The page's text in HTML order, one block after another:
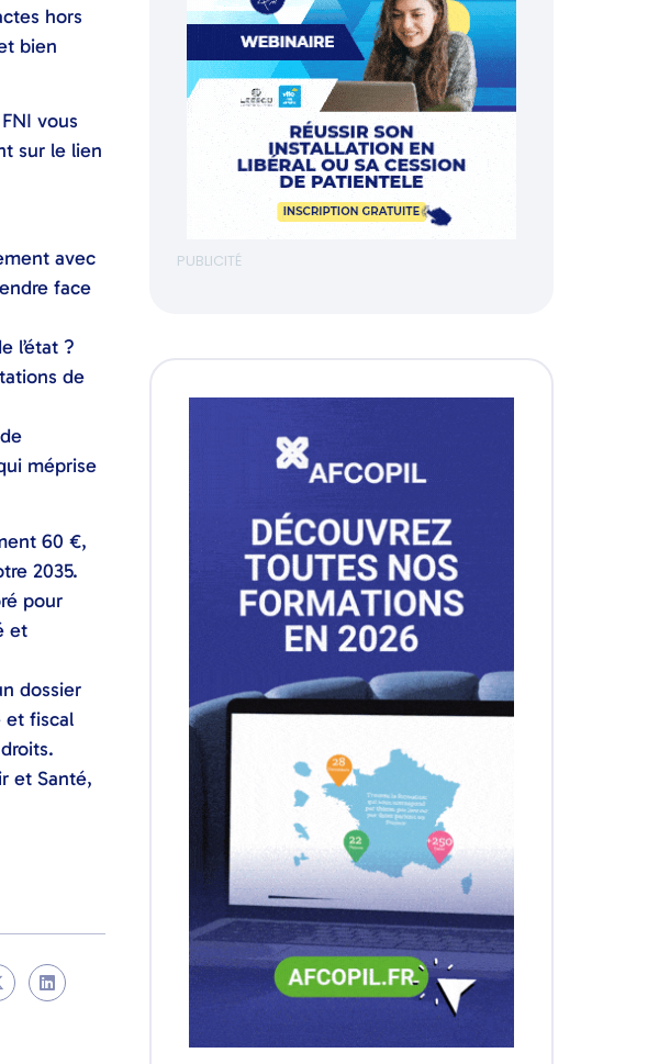
hors
bien
vous
sur le lien
avec
face
l’état ?
de
méprise
60 €,
2035.
pour
et
dossier
et fiscal
et Santé,
PUBLICITÉ